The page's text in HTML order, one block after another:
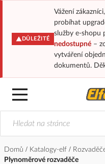
DŮLEŽITÉ
Vážení
probíhat
služby e-shopu
nedostupné–
vytváření
dokumentů.
Domů Katalogy-elf
Plynoměrové rozvaděče